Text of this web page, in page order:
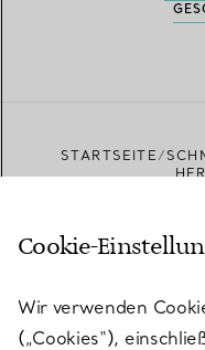
STARTSEITE
Cookie-
Wir verwenden
(„Cookies“),